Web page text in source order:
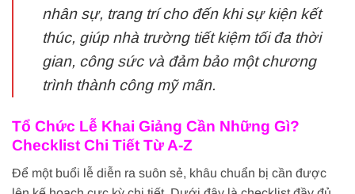
nhân sự, trang trí cho đến khi sự kiện kết
thúc, giúp nhà trường tiết kiệm tối đa thời
gian, công sức và đảm bảo một chương
trình thành công mỹ mãn.
Tổ Chức Lễ Khai Giảng Cần Những Gì?
Checklist Chi Tiết Từ A-Z
Để một buổi lễ diễn ra suôn sẻ, khâu chuẩn bị cần được